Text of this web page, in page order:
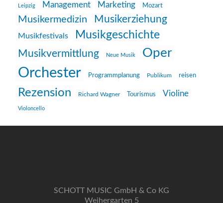
Leipzig Management Marketing Mozart
Musikermedizin Musikerziehung
Musikfestivals Musikgeschichte
Musikvermittlung Neue Musik Oper
Orchester Programmplanung Publikum reisen
Rezension Richard Wagner Tourismus Violine
Violoncello
SCHOTT MUSIC GmbH & Co KG
Weihergarten 5